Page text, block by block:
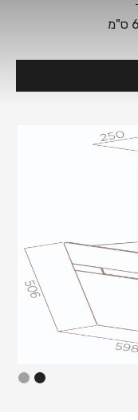
Slide 2 of 2.